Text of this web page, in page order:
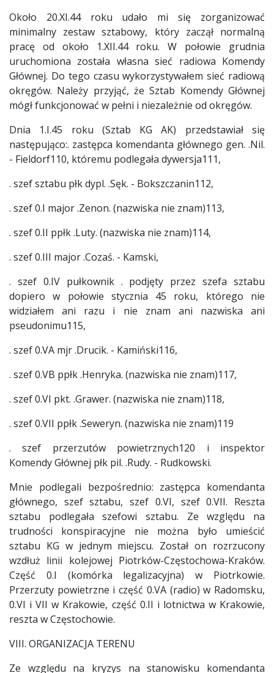
Około 20.XI.44 roku udało mi się zorganizować
minimalny zestaw sztabowy, który zaczął normalną
pracę od około 1.XII.44 roku. W połowie grudnia
uruchomiona została własna sieć radiowa Komendy
Głównej. Do tego czasu wykorzystywałem sieć radiową
okręgów. Należy przyjąć, że Sztab Komendy Głównej
mógł funkcjonować w pełni i niezależnie od okręgów.
Dnia 1.I.45 roku (Sztab KG AK) przedstawiał się
następująco:. zastępca komendanta głównego gen. .Nil.
- Fieldorf110, któremu podlegała dywersja111,
. szef sztabu płk dypl. .Sęk. - Bokszczanin112,
. szef 0.I major .Zenon. (nazwiska nie znam)113,
. szef 0.II ppłk .Luty. (nazwiska nie znam)114,
. szef 0.III major .Cozaś. - Kamski,
. szef 0.IV pułkownik . podjęty przez szefa sztabu
dopiero w połowie stycznia 45 roku, którego nie
widziałem ani razu i nie znam ani nazwiska ani
pseudonimu115,
. szef 0.VA mjr .Drucik. - Kamiński116,
. szef 0.VB ppłk .Henryka. (nazwiska nie znam)117,
. szef 0.VI pkt. .Grawer. (nazwiska nie znam)118,
. szef 0.VII ppłk .Seweryn. (nazwiska nie znam)119
. szef przerzutów powietrznych120 i inspektor
Komendy Głównej płk pil. .Rudy. - Rudkowski.
Mnie podlegali bezpośrednio: zastępca komendanta
głównego, szef sztabu, szef 0.VI, szef 0.VII. Reszta
sztabu podlegała szefowi sztabu. Ze względu na
trudności konspiracyjne nie można było umieścić
sztabu KG w jednym miejscu. Został on rozrzucony
wzdłuż linii kolejowej Piotrków-Częstochowa-Kraków.
Część 0.I (komórka legalizacyjna) w Piotrkowie.
Przerzuty powietrzne i część 0.VA (radio) w Radomsku,
0.VI i VII w Krakowie, część 0.II i lotnictwa w Krakowie,
reszta w Częstochowie.
VIII. ORGANIZACJA TERENU
Ze względu na kryzys na stanowisku komendanta